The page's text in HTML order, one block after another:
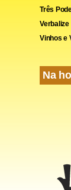
Três
Verbalize
Vinhos e
Na